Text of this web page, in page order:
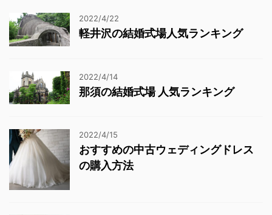
2022/4/22
軽井沢の結婚式場人気ランキング
2022/4/14
那須の結婚式場 人気ランキング
2022/4/15
おすすめの中古ウェディングドレス
の購入方法